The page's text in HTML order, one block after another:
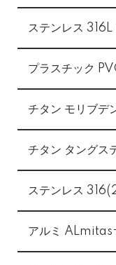
ステンレス
プラスチック
チタン モリブデ
チタン タングス
ステンレス
アルミ